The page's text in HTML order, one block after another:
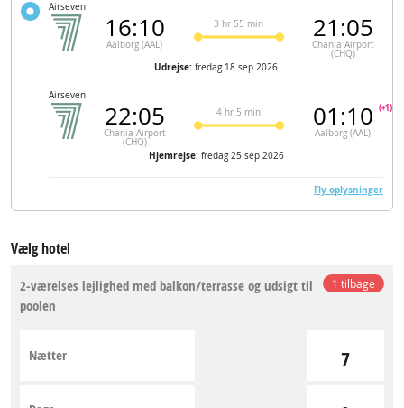
Airseven
16:10
Aalborg (AAL)
3 hr 55 min 21:05
Chania Airport
(CHQ)
Udrejse: fredag 18 sep 2026
Airseven
22:05
Chania Airport
(CHQ)
4 hr 5 min 01:10
Aalborg (AAL)
(+1)
Hjemrejse: fredag 25 sep 2026
Fly oplysninger
Vælg hotel
1 tilbage
2-værelses lejlighed med balkon/terrasse og udsigt til
poolen
7
Nætter